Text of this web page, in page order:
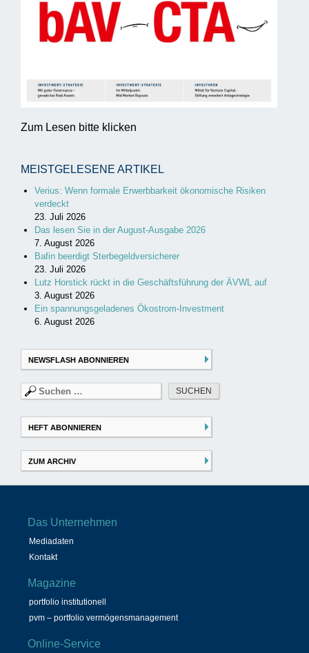
Zum Lesen bitte klicken
MEISTGELESENE ARTIKEL
Verius: Wenn formale Erwerbbarkeit ökonomische Risiken
verdeckt
23. Juli 2026
Das lesen Sie in der August-Ausgabe 2026
7. August 2026
Bafin beerdigt Sterbegeldversicherer
23. Juli 2026
Lutz Horstick rückt in die Geschäftsführung der ÄVWL auf
3. August 2026
Ein spannungsgeladenes Ökostrom-Investment
6. August 2026
NEWSFLASH ABONNIEREN
Suchen
nach:
HEFT ABONNIEREN
ZUM ARCHIV
Das Unternehmen
Mediadaten
Kontakt
Magazine
portfolio institutionell
pvm – portfolio vermögensmanagement
Online-Service